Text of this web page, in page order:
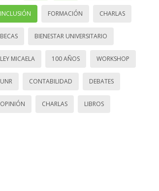
INCLUSIÓN FORMACIÓN CHARLAS
BECAS BIENESTAR UNIVERSITARIO
LEY MICAELA 100 AÑOS WORKSHOP
UNR CONTABILIDAD DEBATES
OPINIÓN CHARLAS LIBROS